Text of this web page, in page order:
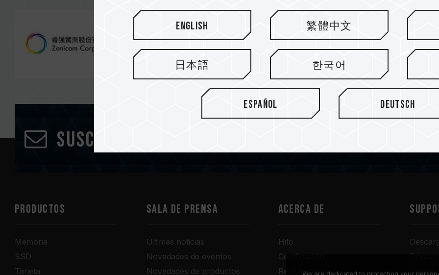
Suscríbete al boletín
PRODUCTOS
Memoria
SSD
Tarjeta
Sala de prensa
Últimas noticias
Novedades de eventos
Novedades de productos
Acerca de
Hito
Certificación
Reclutamiento
Dónde
Centro
English 繁體中文
日本語 한국어
Español Deutsch